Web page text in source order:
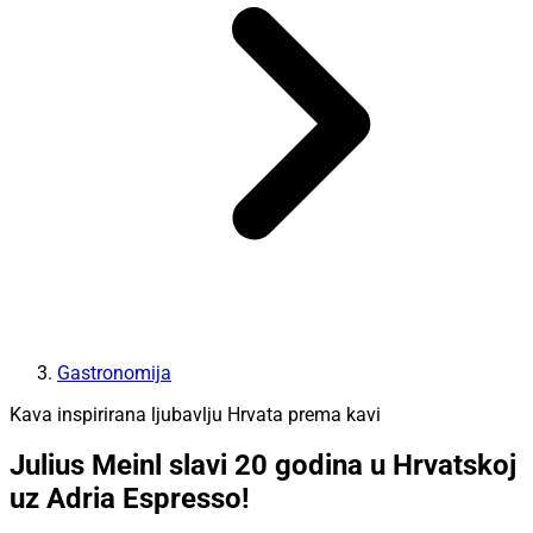
Gastronomija
Kava inspirirana ljubavlju Hrvata prema kavi
Julius Meinl slavi 20 godina u Hrvatskoj
uz Adria Espresso!